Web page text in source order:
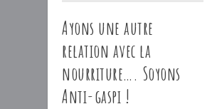
Ayons une autre
relation avec la
nourriture…. Soyons
Anti-gaspi !